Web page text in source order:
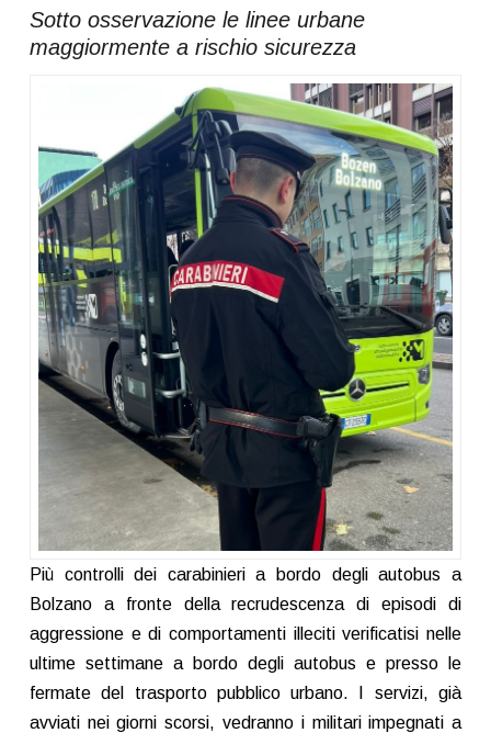
Sotto osservazione le linee urbane
maggiormente a rischio sicurezza
Più controlli dei carabinieri a bordo degli autobus a
Bolzano a fronte della recrudescenza di episodi di
aggressione e di comportamenti illeciti verificatisi nelle
ultime settimane a bordo degli autobus e presso le
fermate del trasporto pubblico urbano. I servizi, già
avviati nei giorni scorsi, vedranno i militari impegnati a